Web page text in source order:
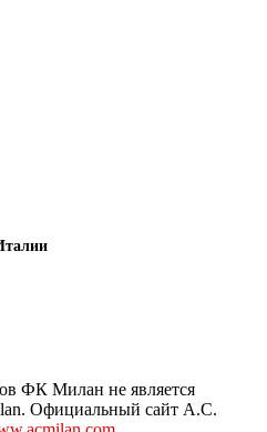
ФК Милан не является
Официальный сайт A.C.